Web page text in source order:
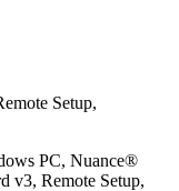
Setup,
PC, Nuance®
v3, Remote Setup,